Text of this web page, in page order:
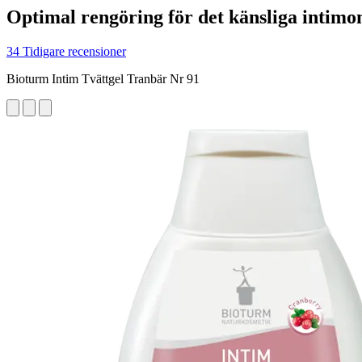
Optimal rengöring för det känsliga
34 Tidigare recensioner
Bioturm Intim Tvättgel Tranbär Nr 91